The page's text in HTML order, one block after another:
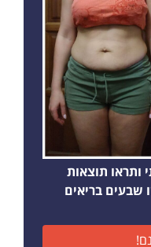
ותראו תוצאות
תרגישו שבעים בריאים